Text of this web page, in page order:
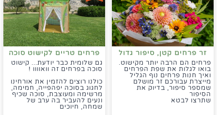
זר פרחים קטן, סיפור גדול
פרחים הם הרבה יותר מקישוט.
בואו לגלות את שפת הפרחים
ואיך חנות פרחים נוף הגליל
מייצרת עבורכם זר מושלם
שמספר סיפור, בדיוק את
הסיפור
שתרצו לבטא
פרחים טריים לקישוט סוכה
גם שלומית כבר יודעת... קישוט
סוכה בפרחים זה וואוווו !
כולנו רוצים להזמין את אורחינו
לחגוג בסוכה יפהפייה, חמימה,
מרשימה ומעוצבת, סוכה שכיף
ונעים להעביר בה ערב של
שמחה, חיוכים